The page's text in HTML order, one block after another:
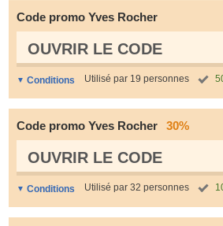
Code promo Yves Rocher
OUVRIR LE СODE
Conditions Utilisé par 19 personnes
Code promo Yves Rocher 30%
OUVRIR LE СODE
Conditions Utilisé par 32 personnes